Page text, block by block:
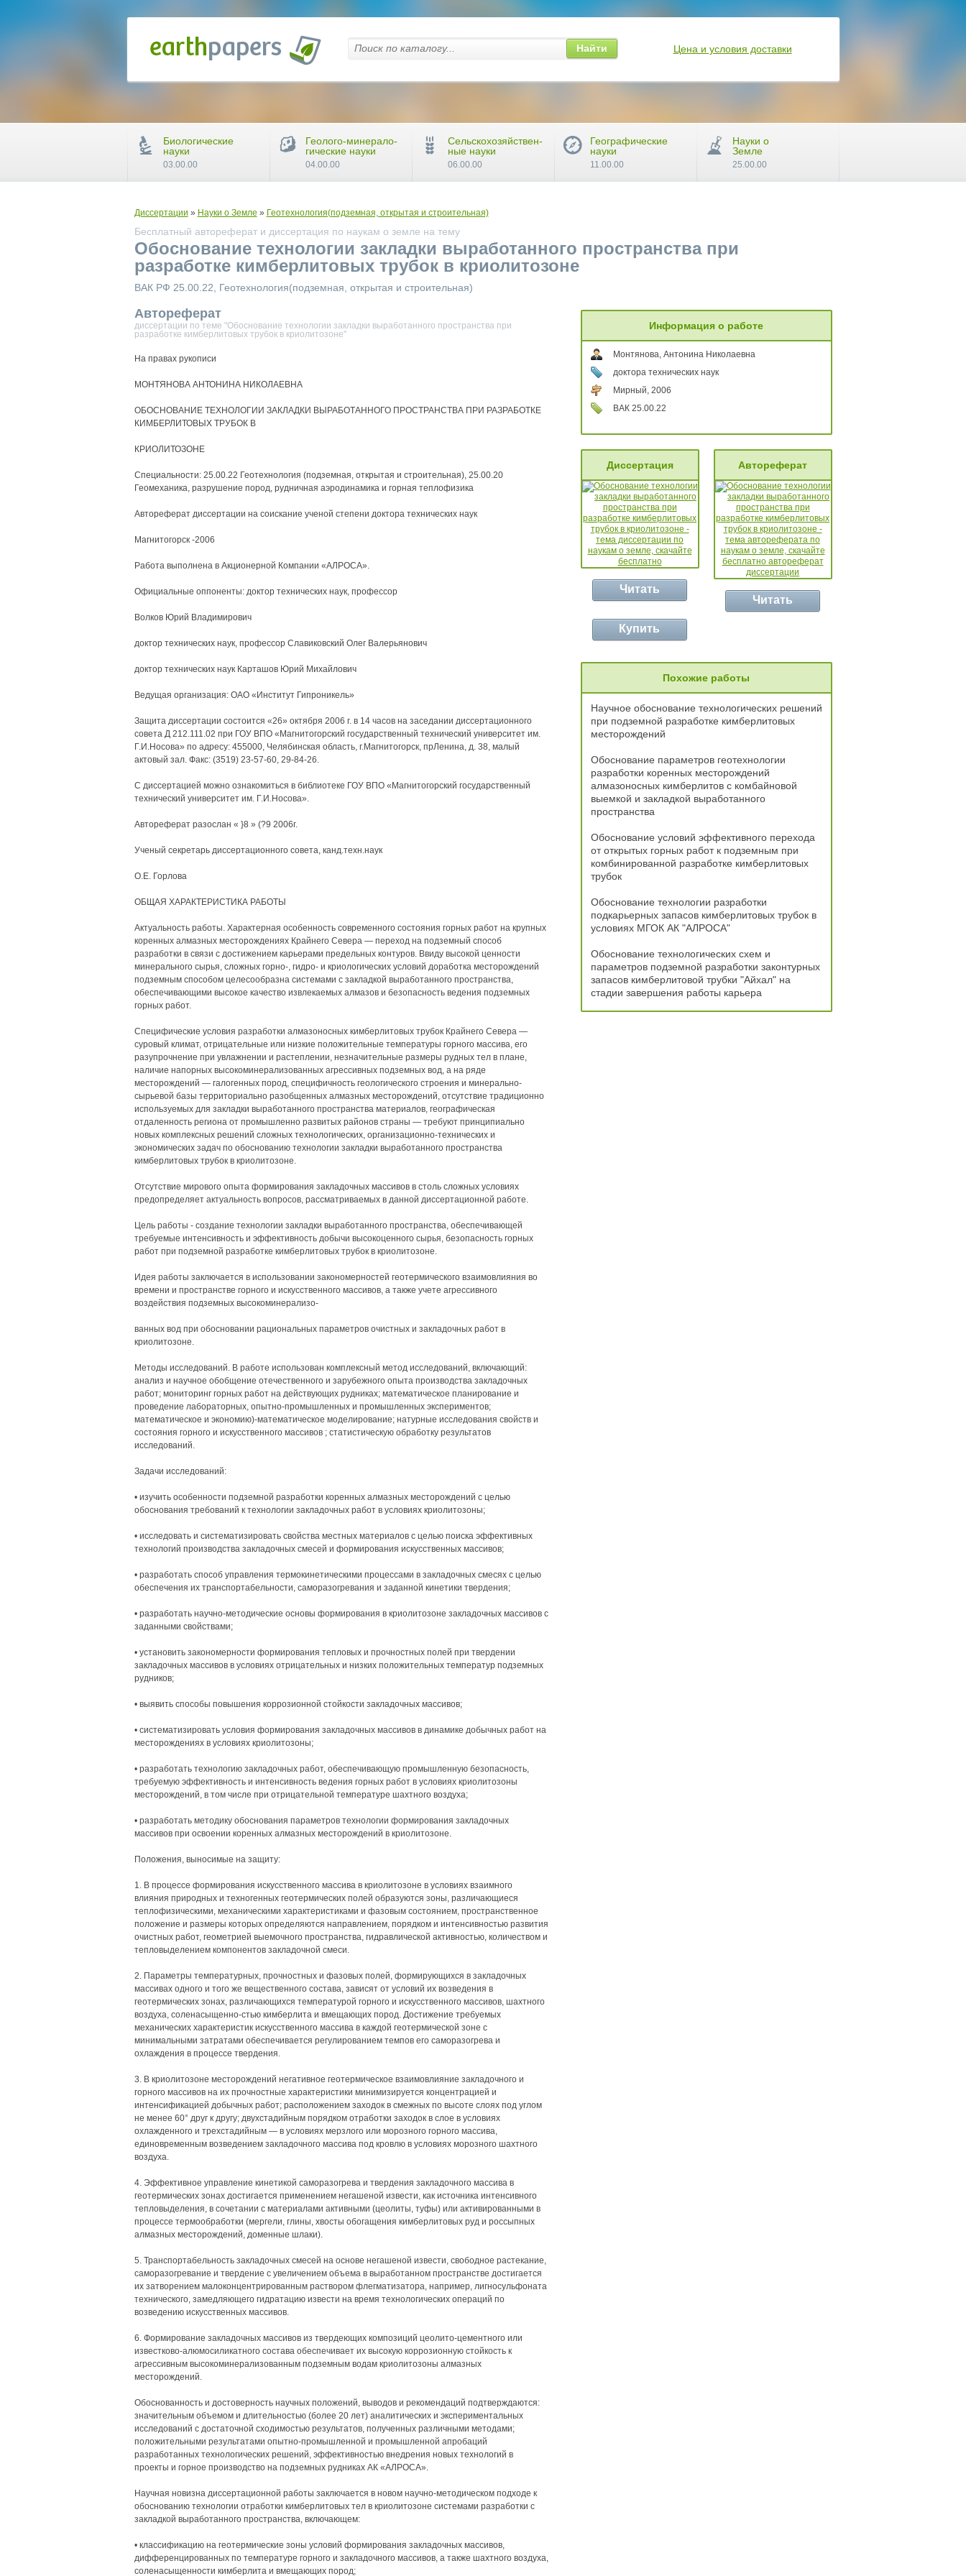
Диссертации » Науки о Земле » Геотехнология(подземная, открытая и строительная)
Бесплатный автореферат и диссертация по наукам о земле на тему
Обоснование технологии закладки выработанного пространства при
разработке кимберлитовых трубок в криолитозоне
ВАК РФ 25.00.22, Геотехнология(подземная, открытая и строительная)
Автореферат
диссертации по теме "Обоснование технологии закладки выработанного пространства при
разработке кимберлитовых трубок в криолитозоне"
На правах рукописи
МОНТЯНОВА АНТОНИНА НИКОЛАЕВНА
ОБОСНОВАНИЕ ТЕХНОЛОГИИ ЗАКЛАДКИ ВЫРАБОТАННОГО ПРОСТРАНСТВА ПРИ РАЗРАБОТКЕ
КИМБЕРЛИТОВЫХ ТРУБОК В
КРИОЛИТОЗОНЕ
Специальности: 25.00.22 Геотехнология (подземная, открытая и строительная), 25.00.20
Геомеханика, разрушение пород, рудничная аэродинамика и горная теплофизика
Автореферат диссертации на соискание ученой степени доктора технических наук
Магнитогорск -2006
Работа выполнена в Акционерной Компании «АЛРОСА».
Официальные оппоненты: доктор технических наук, профессор
Волков Юрий Владимирович
доктор технических наук, профессор Славиковский Олег Валерьянович
доктор технических наук Карташов Юрий Михайлович
Ведущая организация: ОАО «Институт Гипроникель»
Защита диссертации состоится «26» октября 2006 г. в 14 часов на заседании диссертационного
совета Д 212.111.02 при ГОУ ВПО «Магнитогорский государственный технический университет им.
Г.И.Носова» по адресу: 455000, Челябинская область, г.Магнитогорск, прЛенина, д. 38, малый
актовый зал. Факс: (3519) 23-57-60, 29-84-26.
С диссертацией можно ознакомиться в библиотеке ГОУ ВПО «Магнитогорский государственный
технический университет им. Г.И.Носова».
Автореферат разослан « }8 » (?9 2006г.
Ученый секретарь диссертационного совета, канд.техн.наук
О.Е. Горлова
ОБЩАЯ ХАРАКТЕРИСТИКА РАБОТЫ
Актуальность работы. Характерная особенность современного состояния горных работ на крупных
коренных алмазных месторождениях Крайнего Севера — переход на подземный способ
разработки в связи с достижением карьерами предельных контуров. Ввиду высокой ценности
минерального сырья, сложных горно-, гидро- и криологических условий доработка месторождений
подземным способом целесообразна системами с закладкой выработанного пространства,
обеспечивающими высокое качество извлекаемых алмазов и безопасность ведения подземных
горных работ.
Специфические условия разработки алмазоносных кимберлитовых трубок Крайнего Севера —
суровый климат, отрицательные или низкие положительные температуры горного массива, его
разупрочнение при увлажнении и растеплении, незначительные размеры рудных тел в плане,
наличие напорных высокоминерализованных агрессивных подземных вод, а на ряде
месторождений — галогенных пород, специфичность геологического строения и минерально-
сырьевой базы территориально разобщенных алмазных месторождений, отсутствие традиционно
используемых для закладки выработанного пространства материалов, географическая
отдаленность региона от промышленно развитых районов страны — требуют принципиально
новых комплексных решений сложных технологических, организационно-технических и
экономических задач по обоснованию технологии закладки выработанного пространства
кимберлитовых трубок в криолитозоне.
Отсутствие мирового опыта формирования закладочных массивов в столь сложных условиях
предопределяет актуальность вопросов, рассматриваемых в данной диссертационной работе.
Цель работы - создание технологии закладки выработанного пространства, обеспечивающей
требуемые интенсивность и эффективность добычи высокоценного сырья, безопасность горных
работ при подземной разработке кимберлитовых трубок в криолитозоне.
Идея работы заключается в использовании закономерностей геотермического взаимовлияния во
времени и пространстве горного и искусственного массивов, а также учете агрессивного
воздействия подземных высокоминерализо-
ванных вод при обосновании рациональных параметров очистных и закладочных работ в
криолитозоне.
Методы исследований. В работе использован комплексный метод исследований, включающий:
анализ и научное обобщение отечественного и зарубежного опыта производства закладочных
работ; мониторинг горных работ на действующих рудниках; математическое планирование и
проведение лабораторных, опытно-промышленных и промышленных экспериментов;
математическое и экономию)-математическое моделирование; натурные исследования свойств и
состояния горного и искусственного массивов ; статистическую обработку результатов
исследований.
Задачи исследований:
• изучить особенности подземной разработки коренных алмазных месторождений с целью
обоснования требований к технологии закладочных работ в условиях криолитозоны;
• исследовать и систематизировать свойства местных материалов с целью поиска эффективных
технологий производства закладочных смесей и формирования искусственных массивов;
• разработать способ управления термокинетическими процессами в закладочных смесях с целью
обеспечения их транспортабельности, саморазогревания и заданной кинетики твердения;
• разработать научно-методические основы формирования в криолитозоне закладочных массивов с
заданными свойствами;
• установить закономерности формирования тепловых и прочностных полей при твердении
закладочных массивов в условиях отрицательных и низких положительных температур подземных
рудников;
• выявить способы повышения коррозионной стойкости закладочных массивов;
• систематизировать условия формирования закладочных массивов в динамике добычных работ на
месторождениях в условиях криолитозоны;
• разработать технологию закладочных работ, обеспечивающую промышленную безопасность,
требуемую эффективность и интенсивность ведения горных работ в условиях криолитозоны
месторождений, в том числе при отрицательной температуре шахтного воздуха;
• разработать методику обоснования параметров технологии формирования закладочных
массивов при освоении коренных алмазных месторождений в криолитозоне.
Положения, выносимые на защиту:
1. В процессе формирования искусственного массива в криолитозоне в условиях взаимного
влияния природных и техногенных геотермических полей образуются зоны, различающиеся
теплофизическими, механическими характеристиками и фазовым состоянием, пространственное
положение и размеры которых определяются направлением, порядком и интенсивностью развития
очистных работ, геометрией выемочного пространства, гидравлической активностью, количеством и
тепловыделением компонентов закладочной смеси.
2. Параметры температурных, прочностных и фазовых полей, формирующихся в закладочных
массивах одного и того же вещественного состава, зависят от условий их возведения в
геотермических зонах, различающихся температурой горного и искусственного массивов, шахтного
воздуха, соленасыщенно-стью кимберлита и вмещающих пород. Достижение требуемых
механических характеристик искусственного массива в каждой геотермической зоне с
минимальными затратами обеспечивается регулированием темпов его саморазогрева и
охлаждения в процессе твердения.
3. В криолитозоне месторождений негативное геотермическое взаимовлияние закладочного и
горного массивов на их прочностные характеристики минимизируется концентрацией и
интенсификацией добычных работ; расположением заходок в смежных по высоте слоях под углом
не менее 60° друг к другу; двухстадийным порядком отработки заходок в слое в условиях
охлажденного и трехстадийным — в условиях мерзлого или морозного горного массива,
единовременным возведением закладочного массива под кровлю в условиях морозного шахтного
воздуха.
4. Эффективное управление кинетикой саморазогрева и твердения закладочного массива в
геотермических зонах достигается применением негашеной извести, как источника интенсивного
тепловыделения, в сочетании с материалами активными (цеолиты, туфы) или активированными в
процессе термообработки (мергели, глины, хвосты обогащения кимберлитовых руд и россыпных
алмазных месторождений, доменные шлаки).
5. Транспортабельность закладочных смесей на основе негашеной извести, свободное растекание,
саморазогревание и твердение с увеличением объема в выработанном пространстве достигается
их затворением малоконцентрированным раствором флегматизатора, например, лигносульфоната
технического, замедляющего гидратацию извести на время технологических операций по
возведению искусственных массивов.
6. Формирование закладочных массивов из твердеющих композиций цеолито-цементного или
известково-алюмосиликатного состава обеспечивает их высокую коррозионную стойкость к
агрессивным высокоминерализованным подземным водам криолитозоны алмазных
месторождений.
Обоснованность и достоверность научных положений, выводов и рекомендаций подтверждаются:
значительным объемом и длительностью (более 20 лет) аналитических и экспериментальных
исследований с достаточной сходимостью результатов, полученных различными методами;
положительными результатами опытно-промышленной и промышленной апробаций
разработанных технологических решений, эффективностью внедрения новых технологий в
проекты и горное производство на подземных рудниках АК «АЛРОСА».
Научная новизна диссертационной работы заключается в новом научно-методическом подходе к
обоснованию технологии отработки кимберлитовых тел в криолитозоне системами разработки с
закладкой выработанного пространства, включающем:
• классификацию на геотермические зоны условий формирования закладочных массивов,
дифференцированных по температуре горного и закладочного массивов, а также шахтного воздуха,
соленасыщенности кимберлита и вмещающих пород;
Информация о работе
Монтянова, Антонина Николаевна
доктора технических наук
Мирный, 2006
ВАК 25.00.22
Диссертация
Читать
Автореферат
Читать
Купить
Похожие работы
Научное обоснование технологических решений
при подземной разработке кимберлитовых
месторождений
Обоснование параметров геотехнологии
разработки коренных месторождений
алмазоносных кимберлитов с комбайновой
выемкой и закладкой выработанного
пространства
Обоснование условий эффективного перехода
от открытых горных работ к подземным при
комбинированной разработке кимберлитовых
трубок
Обоснование технологии разработки
подкарьерных запасов кимберлитовых трубок в
условиях МГОК АК "АЛРОСА"
Обоснование технологических схем и
параметров подземной разработки законтурных
запасов кимберлитовой трубки "Айхал" на
стадии завершения работы карьера
Найти Цена и условия доставки
Биологические
науки
03.00.00
Геолого-минерало-
гические науки
04.00.00
Сельскохозяйствен-
ные науки
06.00.00
Географические
науки
11.00.00
Науки о
Земле
25.00.00